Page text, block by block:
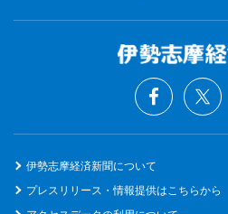
伊勢志摩経済新聞について
プレスリリース・情報提供はこちらから